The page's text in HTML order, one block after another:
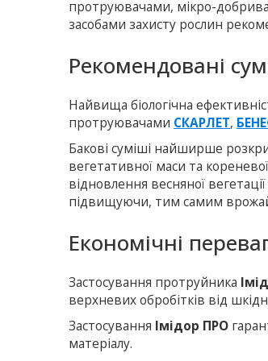
протруювачами, мікро-
засобами захисту рослин
Рекомендовані
Найвища біологічна
протруювачами СКАРЛЕТ,
Бакові суміші найширше
вегетативної маси та
відновлення весняної
підвищуючи, тим самим
Економічні
Застосування протруйника
верхневих обробітків від
Застосування Імідор ПРО
матеріалу.